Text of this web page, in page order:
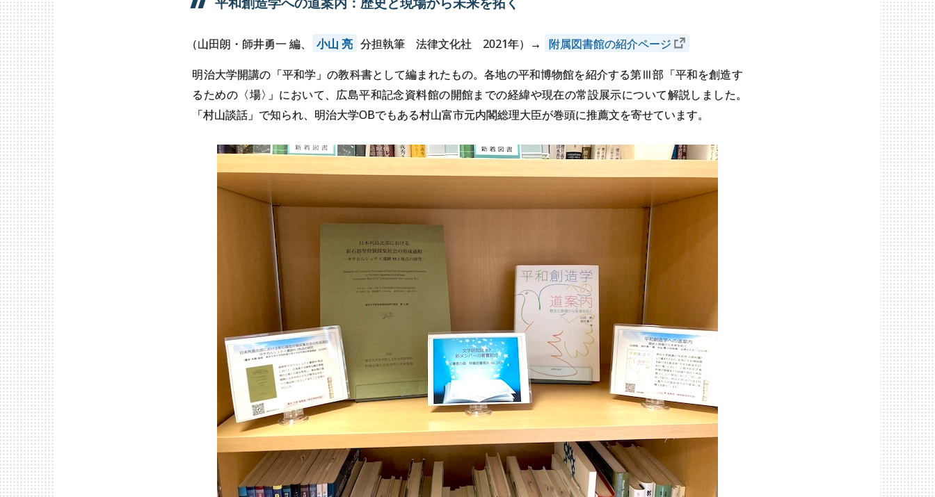
（山田朗・師井勇一 編、 小山 亮 分担執筆 法律文化社 2021年）→
附属図書館の紹介ページ
明治大学開講の「平和学」の教科書として編まれたもの。各地の平和博物館を紹介する第Ⅲ部「平和を創造す
るための〈場〉 」において、広島平和記念資料館の開館までの経緯や現在の常設展示について解説しました。
「村山談話」で知られ、明治大学OBでもある村山富市元内閣総理大臣が巻頭に推薦文を寄せています。